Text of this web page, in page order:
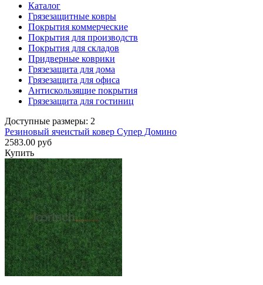
Каталог
Грязезащитные ковры
Покрытия коммерческие
Покрытия для производств
Покрытия для складов
Придверные коврики
Грязезащита для дома
Грязезащита для офиса
Антискользящие покрытия
Грязезащита для гостиниц
Доступные размеры: 2
Резиновый ячеистый ковер Супер Домино
2583.00 руб
Купить